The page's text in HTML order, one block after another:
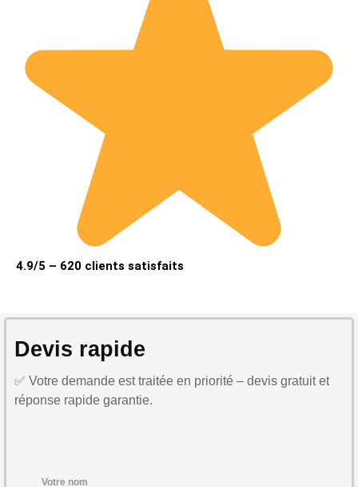
4.9/5 – 620 clients satisfaits
Devis rapide
✅ Votre demande est traitée en priorité – devis gratuit et
réponse rapide garantie.
Votre nom